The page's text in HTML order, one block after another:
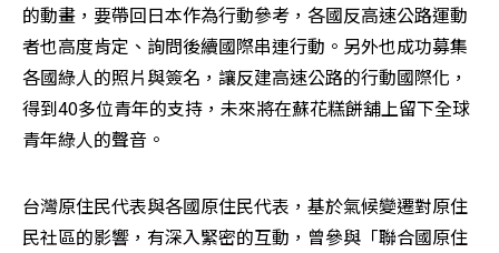
的動畫，要帶回日本作為行動參考，各國反高速公路運動
者也高度肯定、詢問後續國際串連行動。另外也成功募集
各國綠人的照片與簽名，讓反建高速公路的行動國際化，
得到40多位青年的支持，未來將在蘇花糕餅舖上留下全球
青年綠人的聲音。
台灣原住民代表與各國原住民代表，基於氣候變遷對原住
民社區的影響，有深入緊密的互動，曾參與「聯合國原住